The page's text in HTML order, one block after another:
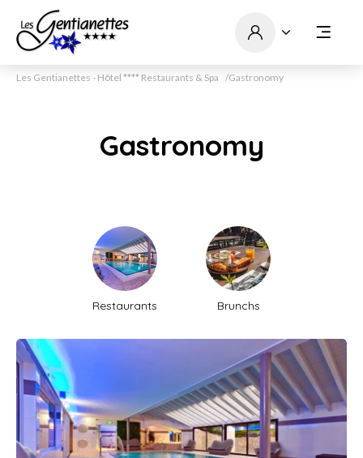
Les Gentianettes - Hôtel **** Restaurants & Spa Gastronomy
Gastronomy
Restaurants Brunchs